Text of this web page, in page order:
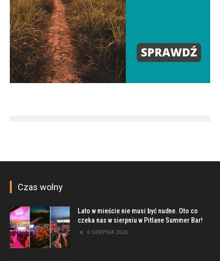
Czas wolny
Lato w mieście nie musi być nudne. Oto co
czeka nas w sierpniu w Pitlane Summer Bar!
6 SIERPNIA 2026